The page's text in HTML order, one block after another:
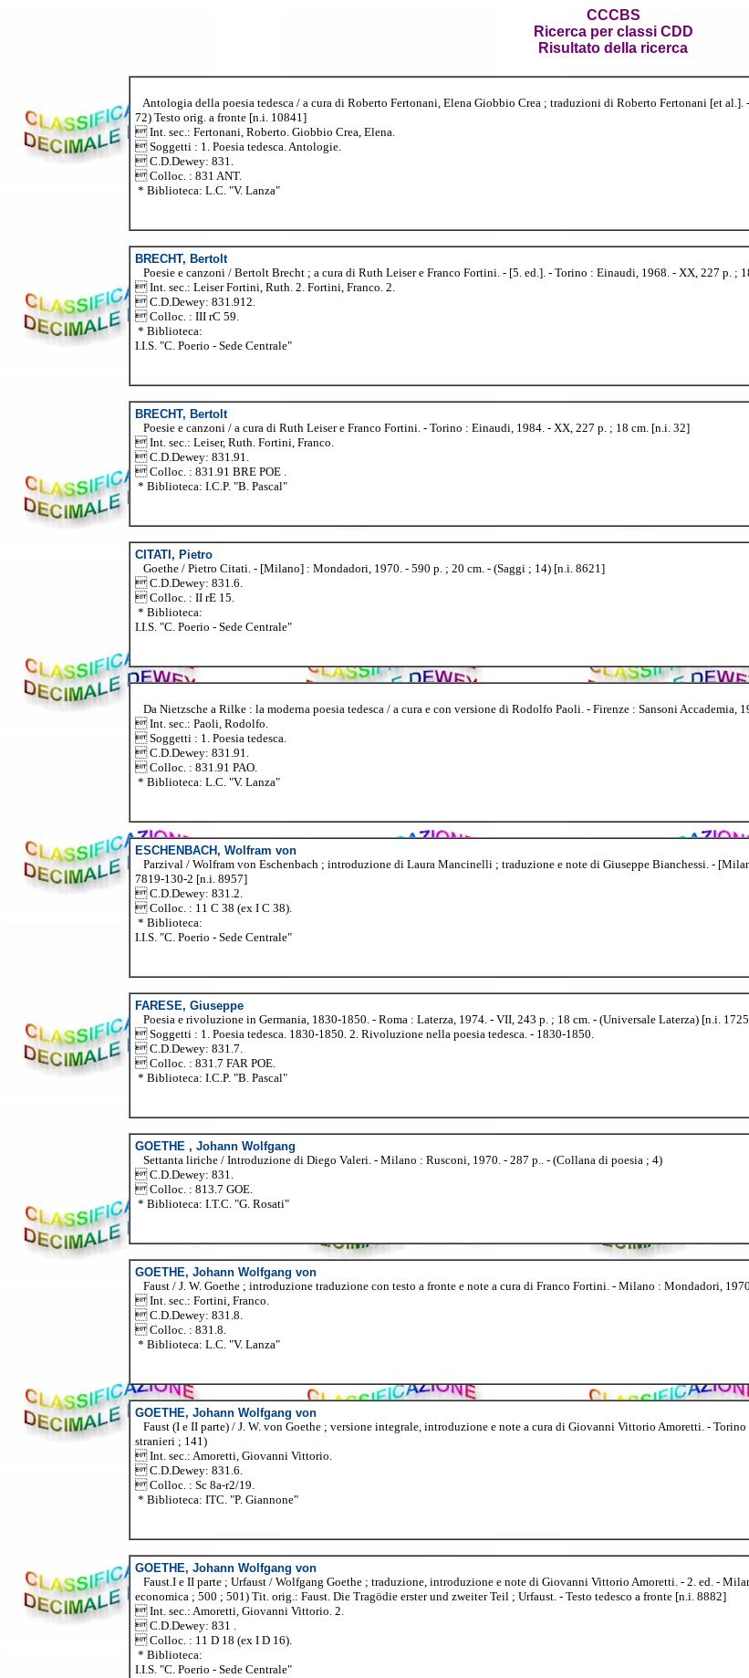
CCCBS
Ricerca per classi CDD
Risultato della ricerca
Antologia della poesia tedesca / a cura di Roberto Fertonani, Elena Giobbio Crea ; traduzioni di Roberto Fertonani [et
72) Testo orig. a fronte [n.i. 10841]
 Int. sec.: Fertonani, Roberto. Giobbio Crea, Elena.
 Soggetti : 1. Poesia tedesca. Antologie.
 C.D.Dewey: 831.
 Colloc. : 831 ANT.
* Biblioteca: L.C. "V. Lanza"
BRECHT, Bertolt
Poesie e canzoni / Bertolt Brecht ; a cura di Ruth Leiser e Franco Fortini. - [5. ed.]. - Torino : Einaudi, 1968. - XX, 227 p. ;
 Int. sec.: Leiser Fortini, Ruth. 2. Fortini, Franco. 2.
 C.D.Dewey: 831.912.
 Colloc. : III rC 59.
* Biblioteca:
I.I.S. "C. Poerio - Sede Centrale"
BRECHT, Bertolt
Poesie e canzoni / a cura di Ruth Leiser e Franco Fortini. - Torino : Einaudi, 1984. - XX, 227 p. ; 18 cm. [n.i. 32]
 Int. sec.: Leiser, Ruth. Fortini, Franco.
 C.D.Dewey: 831.91.
 Colloc. : 831.91 BRE POE .
* Biblioteca: I.C.P. "B. Pascal"
CITATI, Pietro
Goethe / Pietro Citati. - [Milano] : Mondadori, 1970. - 590 p. ; 20 cm. - (Saggi ; 14) [n.i. 8621]
 C.D.Dewey: 831.6.
 Colloc. : II rE 15.
* Biblioteca:
I.I.S. "C. Poerio - Sede Centrale"
Da Nietzsche a Rilke : la moderna poesia tedesca / a cura e con versione di Rodolfo Paoli. - Firenze : Sansoni Accademia,
 Int. sec.: Paoli, Rodolfo.
 Soggetti : 1. Poesia tedesca.
 C.D.Dewey: 831.91.
 Colloc. : 831.91 PAO.
* Biblioteca: L.C. "V. Lanza"
ESCHENBACH, Wolfram von
Parzival / Wolfram von Eschenbach ; introduzione di Laura Mancinelli ; traduzione e note di Giuseppe Bianchessi. -
7819-130-2 [n.i. 8957]
 C.D.Dewey: 831.2.
 Colloc. : 11 C 38 (ex I C 38).
* Biblioteca:
I.I.S. "C. Poerio - Sede Centrale"
FARESE, Giuseppe
Poesia e rivoluzione in Germania, 1830-1850. - Roma : Laterza, 1974. - VII, 243 p. ; 18 cm. - (Universale Laterza) [n.i.
 Soggetti : 1. Poesia tedesca. 1830-1850. 2. Rivoluzione nella poesia tedesca. - 1830-1850.
 C.D.Dewey: 831.7.
 Colloc. : 831.7 FAR POE.
* Biblioteca: I.C.P. "B. Pascal"
GOETHE , Johann Wolfgang
Settanta liriche / Introduzione di Diego Valeri. - Milano : Rusconi, 1970. - 287 p.. - (Collana di poesia ; 4)
 C.D.Dewey: 831.
 Colloc. : 813.7 GOE.
* Biblioteca: I.T.C. "G. Rosati"
GOETHE, Johann Wolfgang von
Faust / J. W. Goethe ; introduzione traduzione con testo a fronte e note a cura di Franco Fortini. - Milano : Mondadori,
 Int. sec.: Fortini, Franco.
 C.D.Dewey: 831.8.
 Colloc. : 831.8.
* Biblioteca: L.C. "V. Lanza"
GOETHE, Johann Wolfgang von
Faust (I e II parte) / J. W. von Goethe ; versione integrale, introduzione e note a cura di Giovanni Vittorio Amoretti. -
stranieri ; 141)
 Int. sec.: Amoretti, Giovanni Vittorio.
 C.D.Dewey: 831.6.
 Colloc. : Sc 8a-r2/19.
* Biblioteca: ITC. "P. Giannone"
GOETHE, Johann Wolfgang von
Faust.I e II parte ; Urfaust / Wolfgang Goethe ; traduzione, introduzione e note di Giovanni Vittorio Amoretti. - 2. ed. -
economica ; 500 ; 501) Tit. orig.: Faust. Die Tragödie erster und zweiter Teil ; Urfaust. - Testo tedesco a fronte [n.i. 8882]
 Int. sec.: Amoretti, Giovanni Vittorio. 2.
 C.D.Dewey: 831 .
 Colloc. : 11 D 18 (ex I D 16).
* Biblioteca:
I.I.S. "C. Poerio - Sede Centrale"